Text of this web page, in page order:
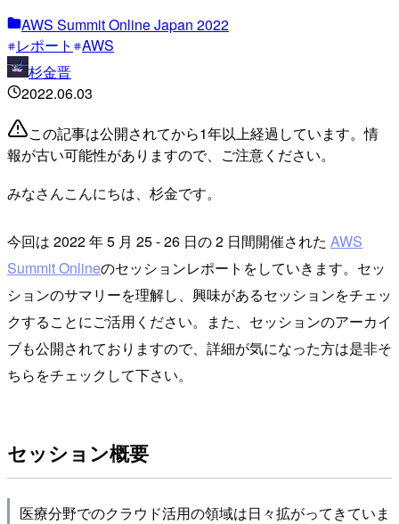
AWS Summit Online Japan 2022
レポート
AWS
杉金晋
2022.06.03
この記事は公開されてから1年以上経過しています。情
報が古い可能性がありますので、ご注意ください。
みなさんこんにちは、杉金です。
今回は 2022 年 5 月 25 - 26 日の 2 日間開催された AWS
Summit Onlineのセッションレポートをしていきます。セッ
ションのサマリーを理解し、興味があるセッションをチェッ
クすることにご活用ください。また、セッションのアーカイ
ブも公開されておりますので、詳細が気になった方は是非そ
ちらをチェックして下さい。
セッション概要
医療分野でのクラウド活用の領域は日々拡がってきていま